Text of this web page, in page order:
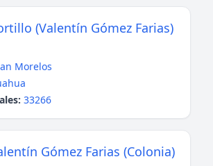
(Valentín Gómez Farias)
Morelos
33266
Gómez Farias (Colonia)